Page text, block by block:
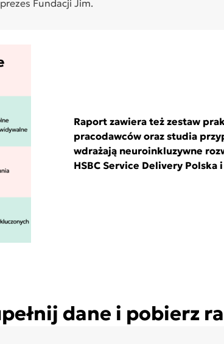
Fundacji Jim.
Raport zawiera też zestaw
pracodawców oraz studia
wdrażają neuroinkluzywne
HSBC Service Delivery Polska
dane i pobierz